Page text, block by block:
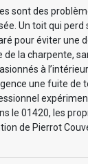
sont des
Un toit qui
pour éviter une
de la charpente,
à
une fuite de
le 01420, les
de Pierrot